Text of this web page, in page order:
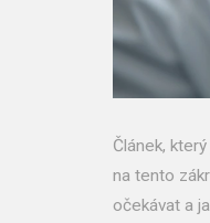
Článek,
na tento
očekávat a